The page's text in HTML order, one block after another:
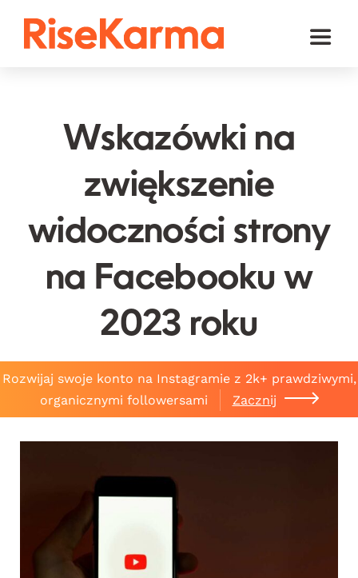
Toggle
TikTok
YouTube
Twitter (𝕏)
Inne
Wskazówki na
zwiększenie
widoczności strony
na Facebooku w
2023 roku
Rozwijaj swoje konto na Instagramie z 2k+ prawdziwymi,
organicznymi followersami
Zacznij